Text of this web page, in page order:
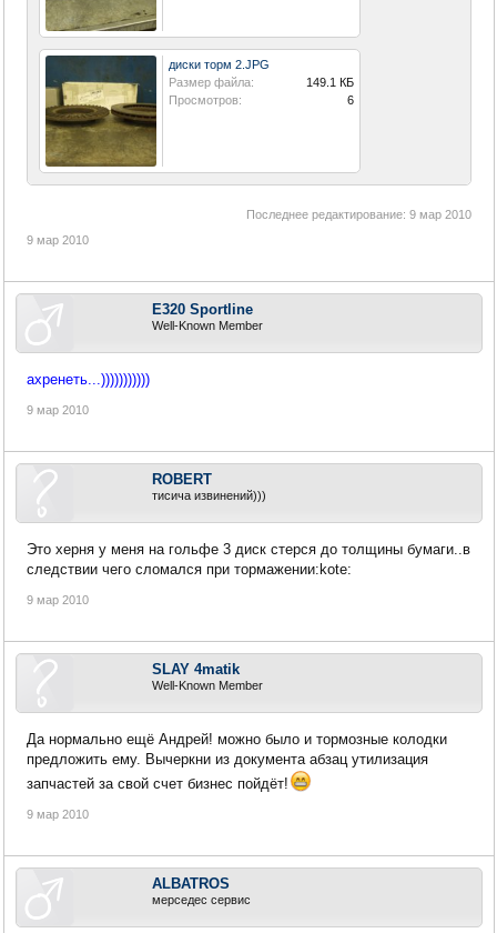
диски торм 2.JPG
Размер файла:
149.1 КБ
Просмотров:
6
Последнее редактирование: 9 мар 2010
9 мар 2010
E320 Sportline
Well-Known Member
ахренеть...)))))))))))
9 мар 2010
ROBERT
тисича извинений)))
Это херня у меня на гольфе 3 диск стерся до толщины бумаги..в
следствии чего сломался при тормажении:kote:
9 мар 2010
SLAY 4matik
Well-Known Member
Да нормально ещё Андрей! можно было и тормозные колодки
предложить ему. Вычеркни из документа абзац утилизация
запчастей за свой счет бизнес пойдёт!
9 мар 2010
ALBATROS
мерседес сервис